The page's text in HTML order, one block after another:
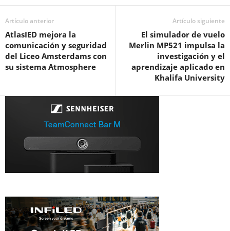
Artículo anterior
AtlasIED mejora la
comunicación y seguridad
del Liceo Amsterdams con
su sistema Atmosphere
Artículo siguiente
El simulador de vuelo
Merlin MP521 impulsa la
investigación y el
aprendizaje aplicado en
Khalifa University